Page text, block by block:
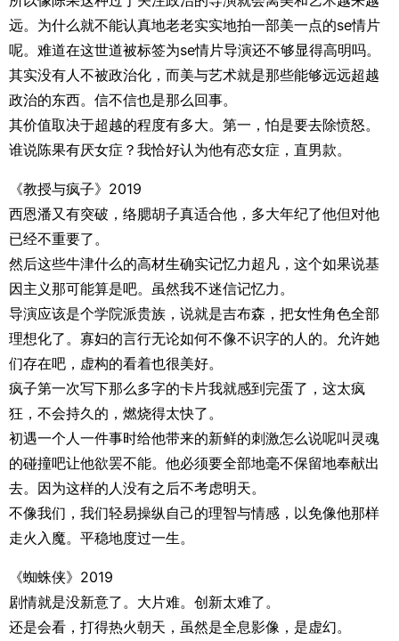
远。为什么就不能认真地老老实实地拍一部美一点的se情片
呢。难道在这世道被标签为se情片导演还不够显得高明吗。
其实没有人不被政治化，而美与艺术就是那些能够远远超越
政治的东西。信不信也是那么回事。
其价值取决于超越的程度有多大。第一，怕是要去除愤怒。
谁说陈果有厌女症？我恰好认为他有恋女症，直男款。
《教授与疯子》2019
西恩潘又有突破，络腮胡子真适合他，多大年纪了他但对他
已经不重要了。
然后这些牛津什么的高材生确实记忆力超凡，这个如果说基
因主义那可能算是吧。虽然我不迷信记忆力。
导演应该是个学院派贵族，说就是吉布森，把女性角色全部
理想化了。寡妇的言行无论如何不像不识字的人的。允许她
们存在吧，虚构的看着也很美好。
疯子第一次写下那么多字的卡片我就感到完蛋了，这太疯
狂，不会持久的，燃烧得太快了。
初遇一个人一件事时给他带来的新鲜的刺激怎么说呢叫灵魂
的碰撞吧让他欲罢不能。他必须要全部地毫不保留地奉献出
去。因为这样的人没有之后不考虑明天。
不像我们，我们轻易操纵自己的理智与情感，以免像他那样
走火入魔。平稳地度过一生。
《蜘蛛侠》2019
剧情就是没新意了。大片难。创新太难了。
还是会看，打得热火朝天，虽然是全息影像，是虚幻。